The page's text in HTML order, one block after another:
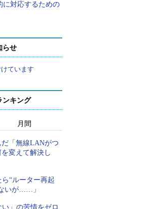
に対応するための
らせ
ています
ンキング
月間
「無線LANがつ
変えて解決し
“ルーター再起
いが……」
い」の苦情をゼロ